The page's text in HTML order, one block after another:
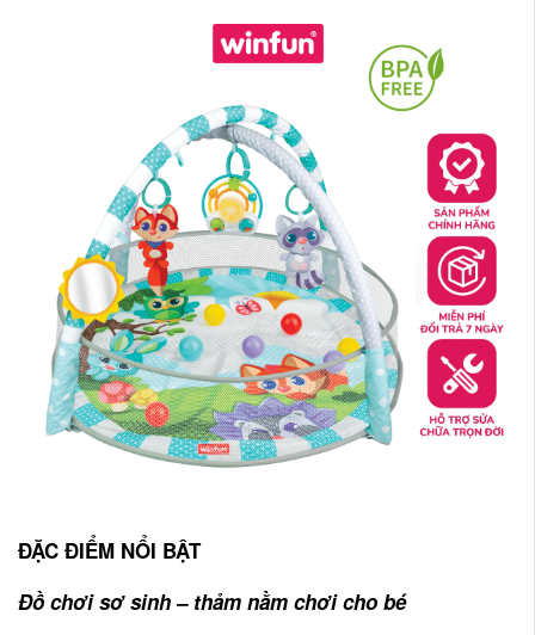
ĐẶC ĐIỂM NỔI BẬT
Đồ chơi sơ sinh – thảm nằm chơi cho bé